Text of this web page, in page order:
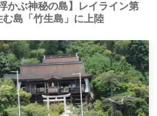
かぶ神秘の島】レイライン第
島「竹生島」に上陸